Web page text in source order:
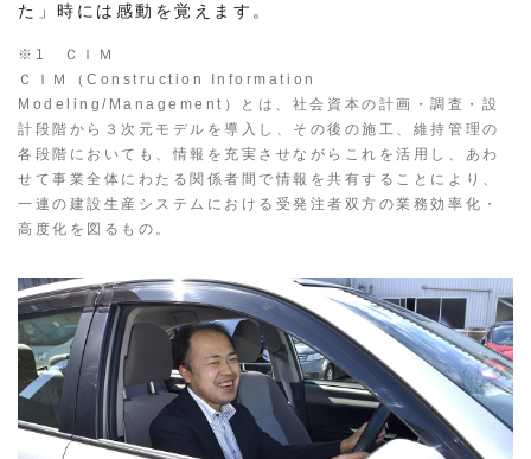
た」時には感動を覚えます。
※1 ＣＩＭ
ＣＩＭ（Construction Information
Modeling/Management）とは、社会資本の計画・調査・設
計段階から３次元モデルを導入し、その後の施工、維持管理の
各段階においても、情報を充実させながらこれを活用し、あわ
せて事業全体にわたる関係者間で情報を共有することにより、
一連の建設生産システムにおける受発注者双方の業務効率化・
高度化を図るもの。